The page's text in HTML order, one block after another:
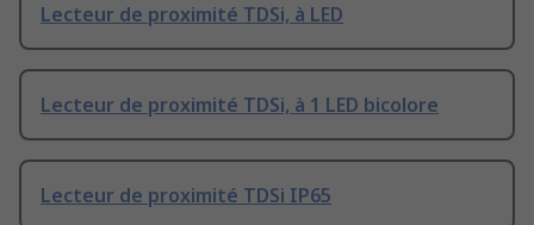
Lecteur de proximité TDSi, à LED
Lecteur de proximité TDSi, à 1 LED bicolore
Lecteur de proximité TDSi IP65